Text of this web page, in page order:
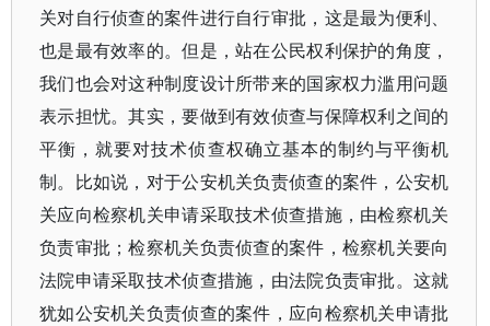
关对自行侦查的案件进行自行审批，这是最为便利、
也是最有效率的。但是，站在公民权利保护的角度，
我们也会对这种制度设计所带来的国家权力滥用问题
表示担忧。其实，要做到有效侦查与保障权利之间的
平衡，就要对技术侦查权确立基本的制约与平衡机
制。比如说，对于公安机关负责侦查的案件，公安机
关应向检察机关申请采取技术侦查措施，由检察机关
负责审批；检察机关负责侦查的案件，检察机关要向
法院申请采取技术侦查措施，由法院负责审批。这就
犹如公安机关负责侦查的案件，应向检察机关申请批